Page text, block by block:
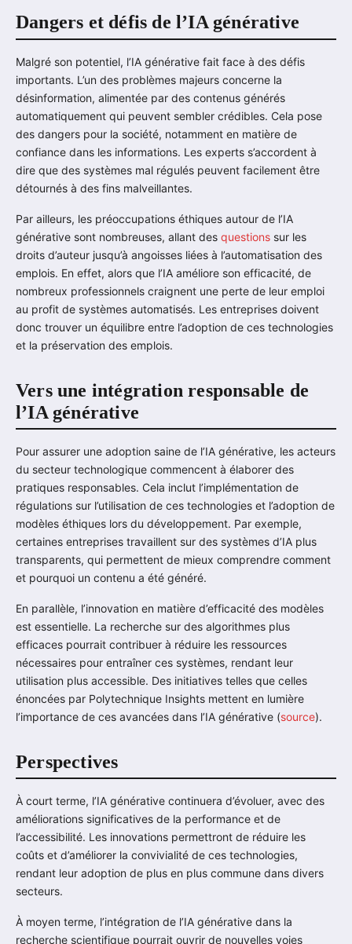
Dangers et défis de l’IA générative
Malgré son potentiel, l’IA générative fait face à des défis
importants. L’un des problèmes majeurs concerne la
désinformation, alimentée par des contenus générés
automatiquement qui peuvent sembler crédibles. Cela pose
des dangers pour la société, notamment en matière de
confiance dans les informations. Les experts s’accordent à
dire que des systèmes mal régulés peuvent facilement être
détournés à des fins malveillantes.
Par ailleurs, les préoccupations éthiques autour de l’IA
générative sont nombreuses, allant des questions sur les
droits d’auteur jusqu’à angoisses liées à l’automatisation des
emplois. En effet, alors que l’IA améliore son efficacité, de
nombreux professionnels craignent une perte de leur emploi
au profit de systèmes automatisés. Les entreprises doivent
donc trouver un équilibre entre l’adoption de ces technologies
et la préservation des emplois.
Vers une intégration responsable de
l’IA générative
Pour assurer une adoption saine de l’IA générative, les acteurs
du secteur technologique commencent à élaborer des
pratiques responsables. Cela inclut l’implémentation de
régulations sur l’utilisation de ces technologies et l’adoption de
modèles éthiques lors du développement. Par exemple,
certaines entreprises travaillent sur des systèmes d’IA plus
transparents, qui permettent de mieux comprendre comment
et pourquoi un contenu a été généré.
En parallèle, l’innovation en matière d’efficacité des modèles
est essentielle. La recherche sur des algorithmes plus
efficaces pourrait contribuer à réduire les ressources
nécessaires pour entraîner ces systèmes, rendant leur
utilisation plus accessible. Des initiatives telles que celles
énoncées par Polytechnique Insights mettent en lumière
l’importance de ces avancées dans l’IA générative (source).
Perspectives
À court terme, l’IA générative continuera d’évoluer, avec des
améliorations significatives de la performance et de
l’accessibilité. Les innovations permettront de réduire les
coûts et d’améliorer la convivialité de ces technologies,
rendant leur adoption de plus en plus commune dans divers
secteurs.
À moyen terme, l’intégration de l’IA générative dans la
recherche scientifique pourrait ouvrir de nouvelles voies